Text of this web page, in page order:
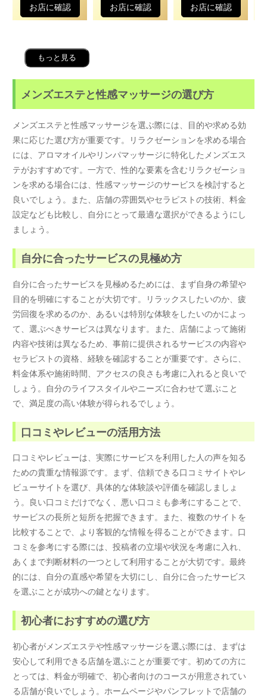
お店に確認 お店に確認 お店に確認
もっと見る
メンズエステと性感マッサージの選び方
メンズエステと性感マッサージを選ぶ際には、目的や求める効
果に応じた選び方が重要です。リラクゼーションを求める場合
には、アロマオイルやリンパマッサージに特化したメンズエス
テがおすすめです。一方で、性的な要素を含むリラクゼーショ
ンを求める場合には、性感マッサージのサービスを検討すると
良いでしょう。また、店舗の雰囲気やセラピストの技術、料金
設定なども比較し、自分にとって最適な選択ができるようにし
ましょう。
自分に合ったサービスの見極め方
自分に合ったサービスを見極めるためには、まず自身の希望や
目的を明確にすることが大切です。リラックスしたいのか、疲
労回復を求めるのか、あるいは特別な体験をしたいのかによっ
て、選ぶべきサービスは異なります。また、店舗によって施術
内容や技術は異なるため、事前に提供されるサービスの内容や
セラピストの資格、経験を確認することが重要です。さらに、
料金体系や施術時間、アクセスの良さも考慮に入れると良いで
しょう。自分のライフスタイルやニーズに合わせて選ぶこと
で、満足度の高い体験が得られるでしょう。
口コミやレビューの活用方法
口コミやレビューは、実際にサービスを利用した人の声を知る
ための貴重な情報源です。まず、信頼できる口コミサイトやレ
ビューサイトを選び、具体的な体験談や評価を確認しましょ
う。良い口コミだけでなく、悪い口コミも参考にすることで、
サービスの長所と短所を把握できます。また、複数のサイトを
比較することで、より客観的な情報を得ることができます。口
コミを参考にする際には、投稿者の立場や状況を考慮に入れ、
あくまで判断材料の一つとして利用することが大切です。最終
的には、自分の直感や希望を大切にし、自分に合ったサービス
を選ぶことが成功への鍵となります。
初心者におすすめの選び方
初心者がメンズエステや性感マッサージを選ぶ際には、まずは
安心して利用できる店舗を選ぶことが重要です。初めての方に
とっては、料金が明確で、初心者向けのコースが用意されてい
る店舗が良いでしょう。ホームページやパンフレットで店舗の